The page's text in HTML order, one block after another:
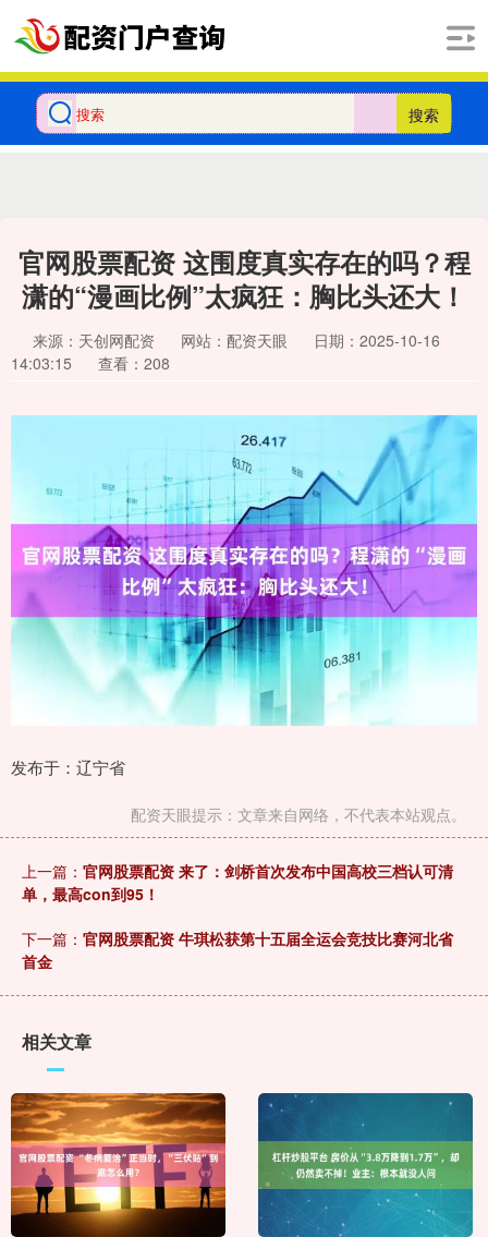
搜索
官网股票配资 这围度真实存在的吗？程
潇的“漫画比例”太疯狂：胸比头还大！
来源：天创网配资 网站：配资天眼
日期：2025-10-16
14:03:15
查看：208
发布于：辽宁省
配资天眼提示：文章来自网络，不代表本站观点。
上一篇： 官网股票配资 来了：剑桥首次发布中国高校三档认可清
单，最高con到95！
下一篇： 官网股票配资 牛琪松获第十五届全运会竞技比赛河北省
首金
相关文章